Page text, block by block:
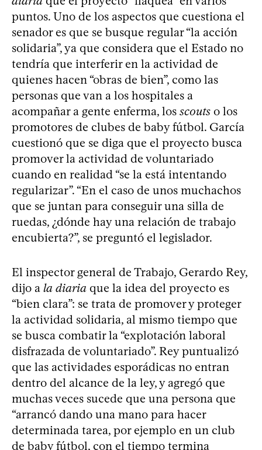
puntos. Uno de los aspectos que cuestiona el
senador es que se busque regular “la acción
solidaria”, ya que considera que el Estado no
tendría que interferir en la actividad de
quienes hacen “obras de bien”, como las
personas que van a los hospitales a
acompañar a gente enferma, los scouts o los
promotores de clubes de baby fútbol. García
cuestionó que se diga que el proyecto busca
promover la actividad de voluntariado
cuando en realidad “se la está intentando
regularizar”. “En el caso de unos muchachos
que se juntan para conseguir una silla de
ruedas, ¿dónde hay una relación de trabajo
encubierta?”, se preguntó el legislador.
El inspector general de Trabajo, Gerardo Rey,
dijo a la diaria que la idea del proyecto es
“bien clara”: se trata de promover y proteger
la actividad solidaria, al mismo tiempo que
se busca combatir la “explotación laboral
disfrazada de voluntariado”. Rey puntualizó
que las actividades esporádicas no entran
dentro del alcance de la ley, y agregó que
muchas veces sucede que una persona que
“arrancó dando una mano para hacer
determinada tarea, por ejemplo en un club
de baby fútbol, con el tiempo termina